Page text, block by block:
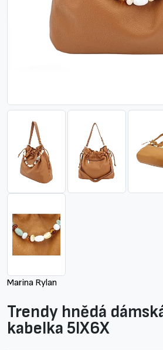
Marina Rylan
Trendy hnědá
kabelka 5IX6X